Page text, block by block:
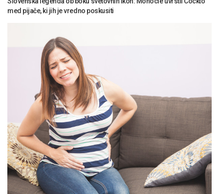
med pijače, ki jih je vredno poskusiti